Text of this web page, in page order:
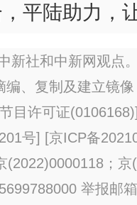
平陆助力，
新社和中新网观点
编、复制及建立镜
目许可证(0106168)
号] [京ICP备
(2022)0000118；京
举报邮